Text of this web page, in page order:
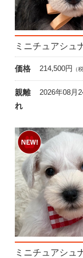
価格 214,500円 （
親離
れ
2026年08月